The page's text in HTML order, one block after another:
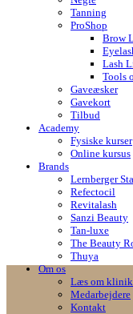
Tanning
ProShop
Brow
Lash
Tools
Gaveæsker
Gavekort
Tilbud
Academy
Fysiske kurser
Online kursus
Brands
Lernberger
Refectocil
Revitalash
Sanzi Beauty
Tan-luxe
The Beauty
Thuya
Om os
Læs om
Medarbejdere
Kontakt